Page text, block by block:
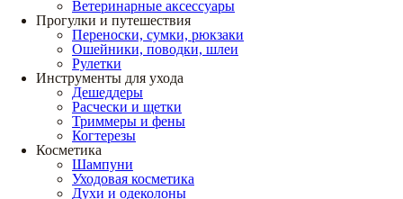
Ветеринарные аксессуары
Прогулки и путешествия
Переноски, сумки, рюкзаки
Ошейники, поводки, шлеи
Рулетки
Инструменты для ухода
Дешеддеры
Расчески и щетки
Триммеры и фены
Когтерезы
Косметика
Шампуни
Уходовая косметика
Духи и одеколоны